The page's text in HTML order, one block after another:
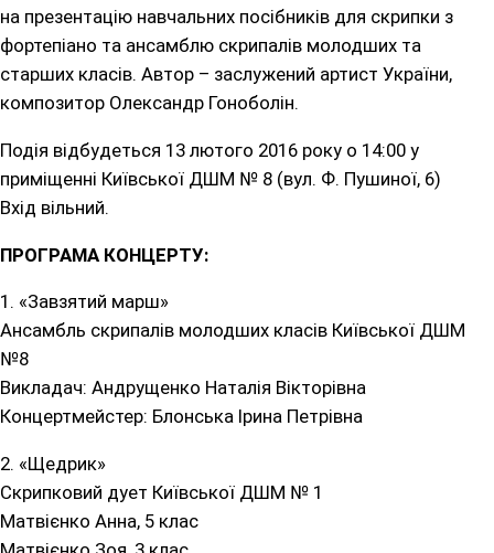
на презентацію навчальних посібників для скрипки з
фортепіано та ансамблю скрипалів молодших та
старших класів. Автор – заслужений артист України,
композитор Олександр Гоноболін.
Подія відбудеться 13 лютого 2016 року о 14:00 у
приміщенні Київської ДШМ № 8 (вул. Ф. Пушиної, 6)
Вхід вільний.
ПРОГРАМА КОНЦЕРТУ:
1. «Завзятий марш»
Ансамбль скрипалів молодших класів Київської ДШМ
№8
Викладач: Андрущенко Наталія Вікторівна
Концертмейстер: Блонська Ірина Петрівна
2. «Щедрик»
Скрипковий дует Київської ДШМ № 1
Матвієнко Анна, 5 клас